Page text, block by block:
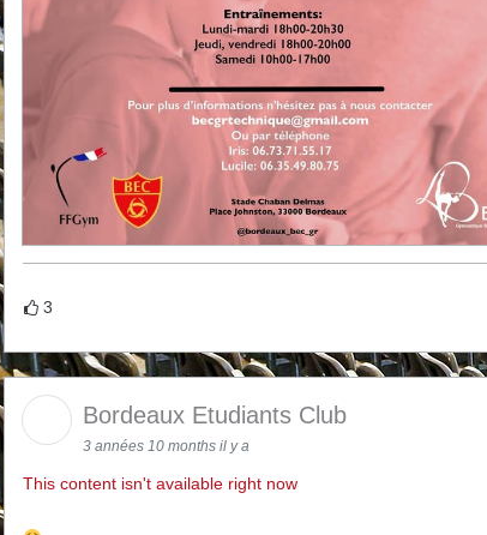
3
Bordeaux Etudiants Club
3 années 10 months il y a
This content isn't available right now